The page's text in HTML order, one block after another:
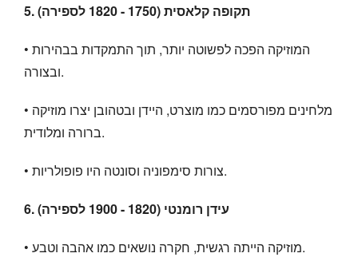
5. תקופה קלאסית (1750 - 1820 לספירה)
• המוזיקה הפכה לפשוטה יותר, תוך התמקדות בבהירות
ובצורה.
• מלחינים מפורסמים כמו מוצרט, היידן ובטהובן יצרו מוזיקה
ברורה ומלודית.
• צורות סימפוניה וסונטה היו פופולריות.
6. עידן רומנטי (1820 - 1900 לספירה)
• מוזיקה הייתה רגשית, חקרה נושאים כמו אהבה וטבע.